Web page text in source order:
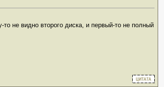
не видно второго диска, и первый-то не полный